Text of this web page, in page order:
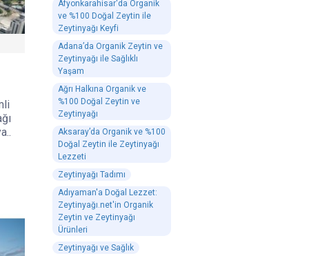
Afyonkarahisar'da Organik
ve %100 Doğal Zeytin ile
Zeytinyağı Keyfi
Adana’da Organik Zeytin ve
Zeytinyağı ile Sağlıklı
Yaşam
Ağrı Halkına Organik ve
%100 Doğal Zeytin ve
Zeytinyağı
Aksaray’da Organik ve %100
Doğal Zeytin ile Zeytinyağı
Lezzeti
Zeytinyağı Tadımı
Adıyaman'a Doğal Lezzet:
Zeytinyağı.net'in Organik
Zeytin ve Zeytinyağı
Ürünleri
Zeytinyağı ve Sağlık